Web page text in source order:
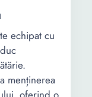
echipat cu
menținerea